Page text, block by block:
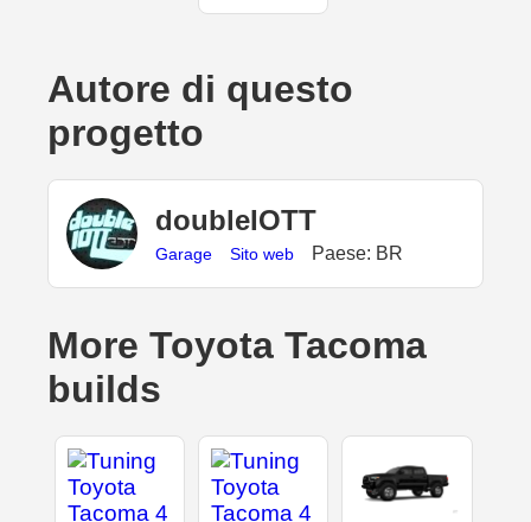
Autore di questo
progetto
doubleIOTT
Garage Sito web Paese: BR
More Toyota Tacoma
builds